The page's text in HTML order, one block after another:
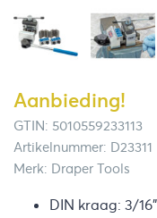
Aanbieding!
GTIN: 5010559233113
Artikelnummer: D23311
Merk: Draper Tools
DIN kraag: 3/